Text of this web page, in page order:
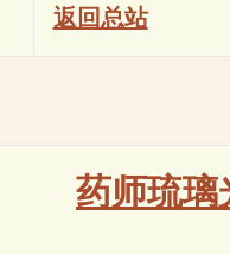
返回总站
药师琉